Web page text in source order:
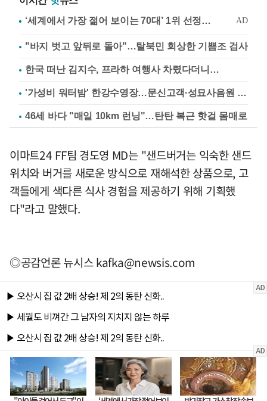
"바지 벗고 앞뒤로 돌아"…탈북민 회상한 기쁨조 검사
한국 떠난 김지수, 프라하 여행사 차렸다더니…
'가성비 워터밤' 한강수영장…문신고객·성묘사음원 민원
46세 바다 "매일 10km 런닝"…탄탄 복근 핫걸 몸매로
이마트24 FF팀 경도영 MD는 "샌드버거는 익숙한 샌드
위치와 버거를 새로운 방식으로 재해석한 상품으로, 고
객들에게 색다른 식사 경험을 제공하기 위해 기획했
다"라고 말했다.
◎공감언론 뉴시스kafka@newsis.com